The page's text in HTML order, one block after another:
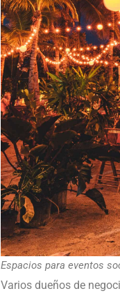
Espacios para eventos
Varios dueños de